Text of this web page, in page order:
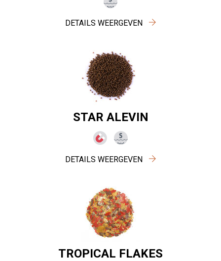
DETAILS WEERGEVEN
STAR ALEVIN
DETAILS WEERGEVEN
TROPICAL FLAKES